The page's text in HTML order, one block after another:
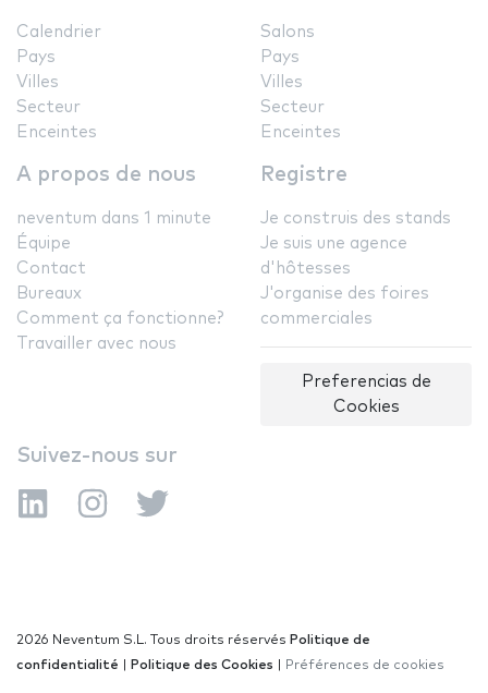
Calendrier
Pays
Villes
Secteur
Enceintes
Salons
Pays
Villes
Secteur
Enceintes
A propos de nous
neventum dans 1 minute
Équipe
Contact
Bureaux
Comment ça fonctionne?
Travailler avec nous
Registre
Je construis des stands
Je suis une agence
d'hôtesses
J'organise des foires
commerciales
Preferencias de
Cookies
Suivez-nous sur
2026 Neventum S.L. Tous droits réservés Politique de
confidentialité
Politique des Cookies Préférences de cookies